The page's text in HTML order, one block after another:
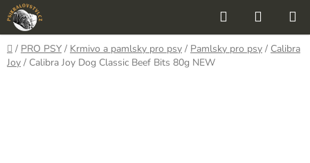
Přejít
na
obsah
Hledat
KOŠÍK
Domů
/ PRO PSY / Krmivo a pamlsky pro psy / Pamlsky pro psy / Calibra
Joy / Calibra Joy Dog Classic Beef Bits 80g NEW